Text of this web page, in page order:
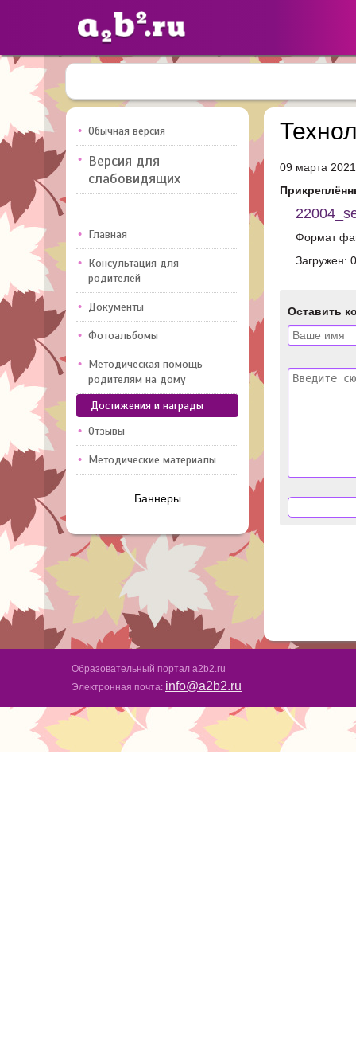
Сайты
педагогов
Добавлено — 10947
Обычная версия
Версия для
слабовидящих
Главная
Консультация для
родителей
Документы
Фотоальбомы
Методическая помощь
родителям на дому
Достижения и награды
Отзывы
Методические материалы
Баннеры
09 марта 2021
Формат
Загружен:
Оставить
Образовательный портал a2b2.ru
Электронная почта: info@a2b2.ru